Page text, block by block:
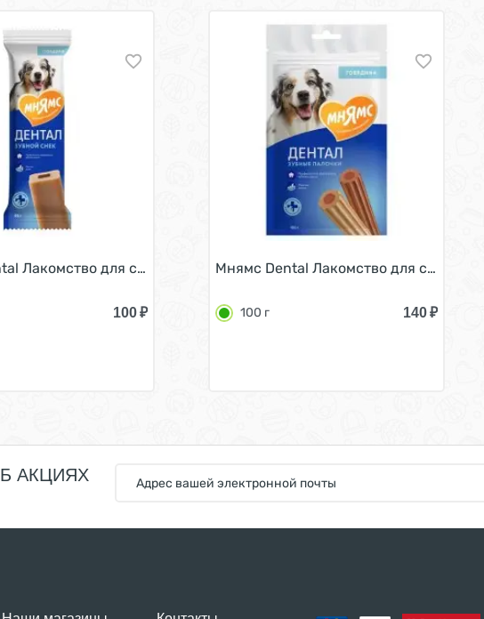
г
Лакомство для собак Зубной снек с Говядиной 95 г
100₽
Мнямс Dental Лакомство для собак
100 г 140₽
АКЦИЯХ